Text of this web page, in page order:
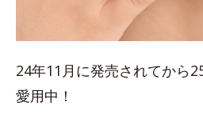
24年11月に発売されてから
愛用中！